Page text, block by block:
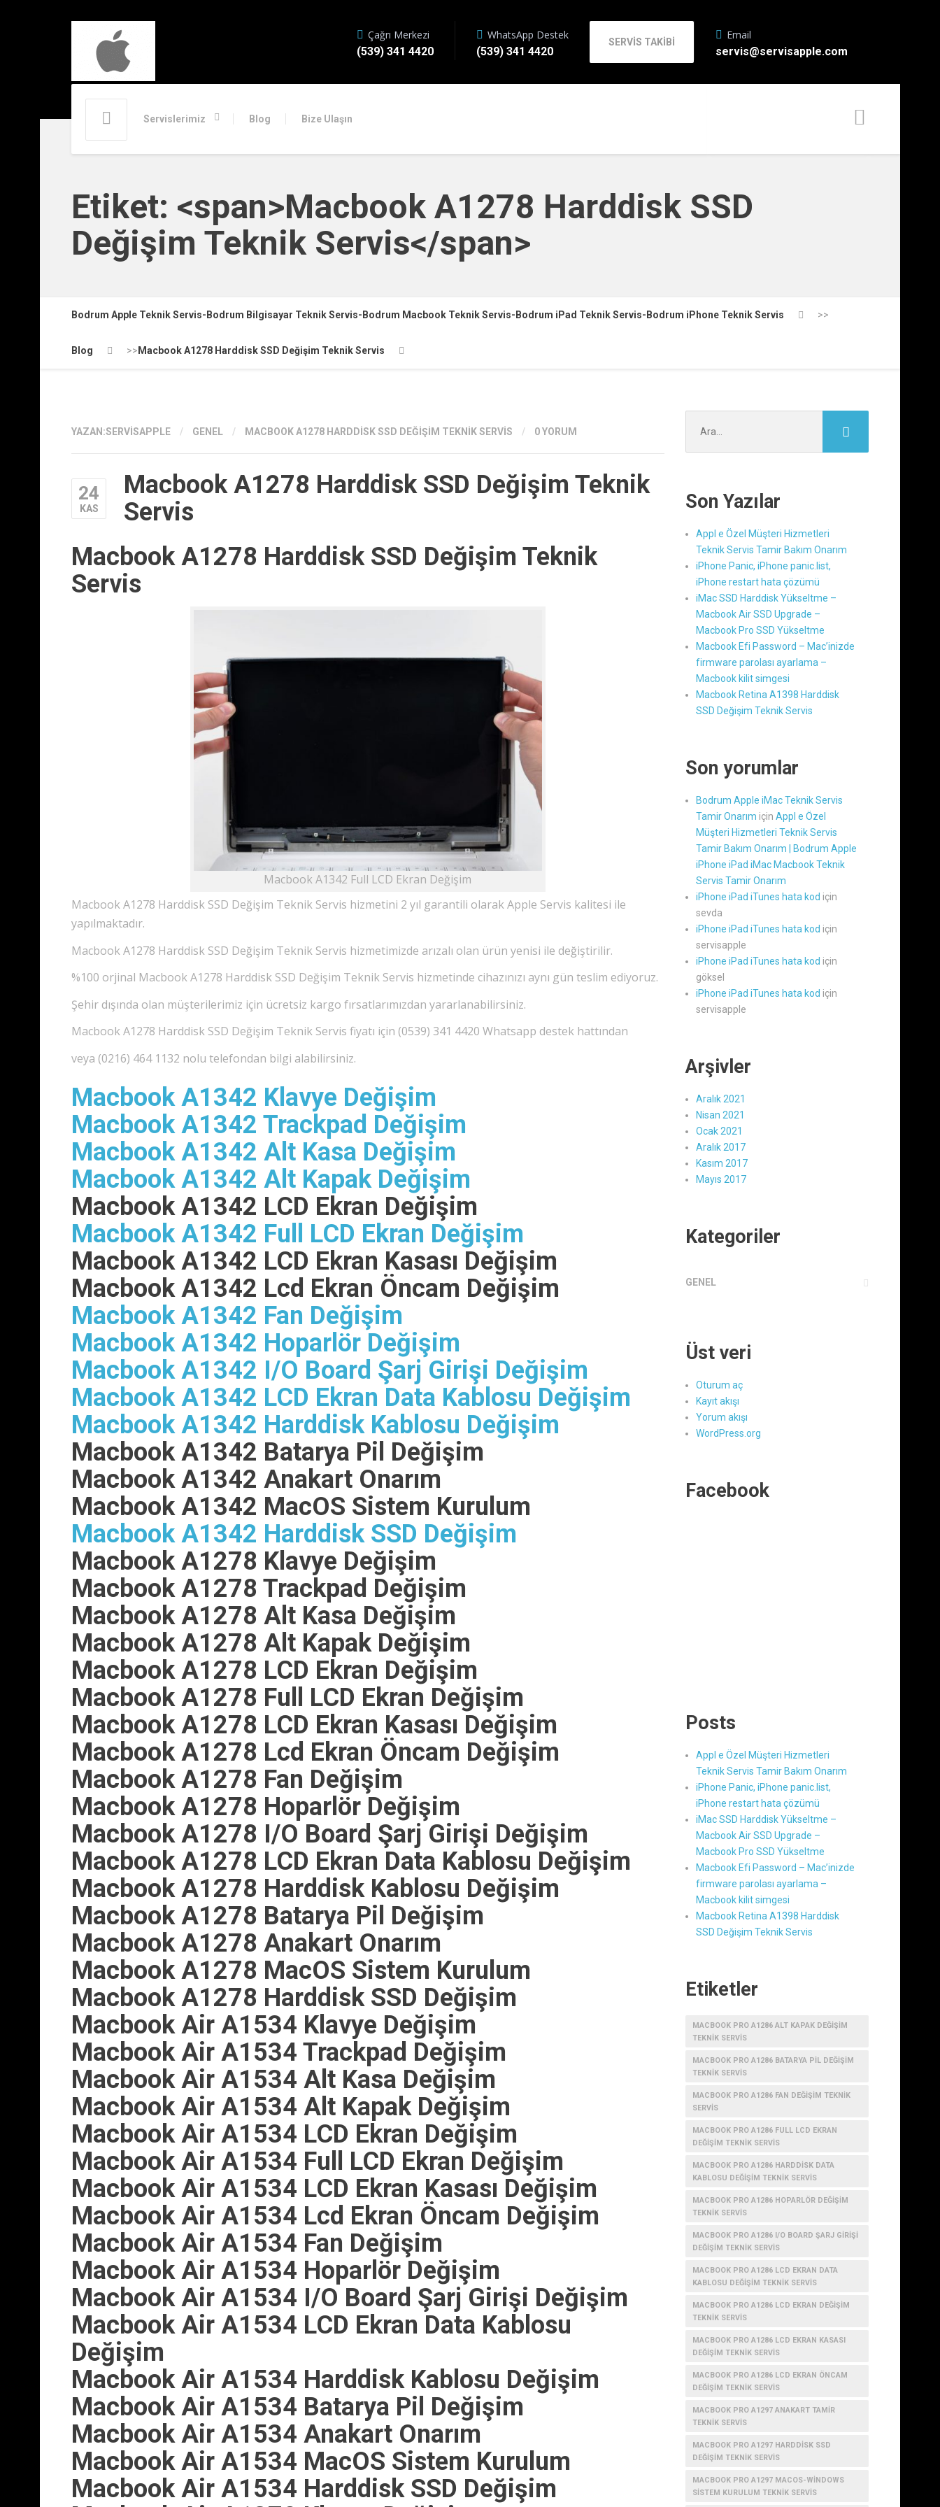
Servislerimiz Blog Bize Ulaşın
Çağrı Merkezi
(539) 341 4420
WhatsApp Destek
(539) 341 4420
SERVİS TAKİBİ
Email
servis@servisapple.com
Etiket: <span>Macbook A1278 Harddisk SSD
Değişim Teknik Servis</span>
Bodrum Apple Teknik Servis-Bodrum Bilgisayar Teknik Servis-Bodrum Macbook Teknik Servis-Bodrum iPad Teknik Servis-Bodrum iPhone Teknik Servis >>
Blog >> Macbook A1278 Harddisk SSD Değişim Teknik Servis
YAZAN:SERVISAPPLE / GENEL / MACBOOK A1278 HARDDISK SSD DEĞIŞIM TEKNIK SERVIS / 0 YORUM
24
KAS
Macbook A1278 Harddisk SSD Değişim Teknik
Servis
Macbook A1278 Harddisk SSD Değişim Teknik
Servis
Macbook A1342 Full LCD Ekran Değişim
Macbook A1278 Harddisk SSD Değişim Teknik Servis hizmetini 2 yıl garantili olarak Apple Servis kalitesi ile
yapılmaktadır.
Macbook A1278 Harddisk SSD Değişim Teknik Servis hizmetimizde arızalı olan ürün yenisi ile değiştirilir.
%100 orjinal Macbook A1278 Harddisk SSD Değişim Teknik Servis hizmetinde cihazınızı aynı gün teslim ediyoruz.
Şehir dışında olan müşterilerimiz için ücretsiz kargo fırsatlarımızdan yararlanabilirsiniz.
Macbook A1278 Harddisk SSD Değişim Teknik Servis fiyatı için (0539) 341 4420 Whatsapp destek hattından
veya (0216) 464 1132 nolu telefondan bilgi alabilirsiniz.
Macbook A1342 Klavye Değişim
Macbook A1342 Trackpad Değişim
Macbook A1342 Alt Kasa Değişim
Macbook A1342 Alt Kapak Değişim
Macbook A1342 LCD Ekran Değişim
Macbook A1342 Full LCD Ekran Değişim
Macbook A1342 LCD Ekran Kasası Değişim
Macbook A1342 Lcd Ekran Öncam Değişim
Macbook A1342 Fan Değişim
Macbook A1342 Hoparlör Değişim
Macbook A1342 I/O Board Şarj Girişi Değişim
Macbook A1342 LCD Ekran Data Kablosu Değişim
Macbook A1342 Harddisk Kablosu Değişim
Macbook A1342 Batarya Pil Değişim
Macbook A1342 Anakart Onarım
Macbook A1342 MacOS Sistem Kurulum
Macbook A1342 Harddisk SSD Değişim
Macbook A1278 Klavye Değişim
Macbook A1278 Trackpad Değişim
Macbook A1278 Alt Kasa Değişim
Macbook A1278 Alt Kapak Değişim
Macbook A1278 LCD Ekran Değişim
Macbook A1278 Full LCD Ekran Değişim
Macbook A1278 LCD Ekran Kasası Değişim
Macbook A1278 Lcd Ekran Öncam Değişim
Macbook A1278 Fan Değişim
Macbook A1278 Hoparlör Değişim
Macbook A1278 I/O Board Şarj Girişi Değişim
Macbook A1278 LCD Ekran Data Kablosu Değişim
Macbook A1278 Harddisk Kablosu Değişim
Macbook A1278 Batarya Pil Değişim
Macbook A1278 Anakart Onarım
Macbook A1278 MacOS Sistem Kurulum
Macbook A1278 Harddisk SSD Değişim
Macbook Air A1534 Klavye Değişim
Macbook Air A1534 Trackpad Değişim
Macbook Air A1534 Alt Kasa Değişim
Macbook Air A1534 Alt Kapak Değişim
Macbook Air A1534 LCD Ekran Değişim
Macbook Air A1534 Full LCD Ekran Değişim
Macbook Air A1534 LCD Ekran Kasası Değişim
Macbook Air A1534 Lcd Ekran Öncam Değişim
Macbook Air A1534 Fan Değişim
Macbook Air A1534 Hoparlör Değişim
Macbook Air A1534 I/O Board Şarj Girişi Değişim
Macbook Air A1534 LCD Ekran Data Kablosu
Değişim
Macbook Air A1534 Harddisk Kablosu Değişim
Macbook Air A1534 Batarya Pil Değişim
Macbook Air A1534 Anakart Onarım
Macbook Air A1534 MacOS Sistem Kurulum
Macbook Air A1534 Harddisk SSD Değişim
ara:
Son Yazılar
Appl e Özel Müşteri Hizmetleri
Teknik Servis Tamir Bakım Onarım
iPhone Panic, iPhone panic.list,
iPhone restart hata çözümü
iMac SSD Harddisk Yükseltme –
Macbook Air SSD Upgrade –
Macbook Pro SSD Yükseltme
Macbook Efi Password – Mac’inizde
firmware parolası ayarlama –
Macbook kilit simgesi
Macbook Retina A1398 Harddisk
SSD Değişim Teknik Servis
Son yorumlar
Bodrum Apple iMac Teknik Servis
Tamir Onarım için Appl e Özel
Müşteri Hizmetleri Teknik Servis
Tamir Bakım Onarım | Bodrum Apple
iPhone iPad iMac Macbook Teknik
Servis Tamir Onarım
iPhone iPad iTunes hata kod için
sevda
iPhone iPad iTunes hata kod için
servisapple
iPhone iPad iTunes hata kod için
göksel
iPhone iPad iTunes hata kod için
servisapple
Arşivler
Aralık 2021
Nisan 2021
Ocak 2021
Aralık 2017
Kasım 2017
Mayıs 2017
Kategoriler
GENEL
Üst veri
Oturum aç
Kayıt akışı
Yorum akışı
WordPress.org
Facebook
Posts
Appl e Özel Müşteri Hizmetleri
Teknik Servis Tamir Bakım Onarım
iPhone Panic, iPhone panic.list,
iPhone restart hata çözümü
iMac SSD Harddisk Yükseltme –
Macbook Air SSD Upgrade –
Macbook Pro SSD Yükseltme
Macbook Efi Password – Mac’inizde
firmware parolası ayarlama –
Macbook kilit simgesi
Macbook Retina A1398 Harddisk
SSD Değişim Teknik Servis
Etiketler
MACBOOK PRO A1286 ALT KAPAK DEĞIŞIM
TEKNIK SERVIS
MACBOOK PRO A1286 BATARYA PIL DEĞIŞIM
TEKNIK SERVIS
MACBOOK PRO A1286 FAN DEĞIŞIM TEKNIK
SERVIS
MACBOOK PRO A1286 FULL LCD EKRAN
DEĞIŞIM TEKNIK SERVIS
MACBOOK PRO A1286 HARDDISK DATA
KABLOSU DEĞIŞIM TEKNIK SERVIS
MACBOOK PRO A1286 HOPARLÖR DEĞIŞIM
TEKNIK SERVIS
MACBOOK PRO A1286 I/O BOARD ŞARJ GIRIŞI
DEĞIŞIM TEKNIK SERVIS
MACBOOK PRO A1286 LCD EKRAN DATA
KABLOSU DEĞIŞIM TEKNIK SERVIS
MACBOOK PRO A1286 LCD EKRAN DEĞIŞIM
TEKNIK SERVIS
MACBOOK PRO A1286 LCD EKRAN KASASI
DEĞIŞIM TEKNIK SERVIS
MACBOOK PRO A1286 LCD EKRAN ÖNCAM
DEĞIŞIM TEKNIK SERVIS
MACBOOK PRO A1297 ANAKART TAMIR
TEKNIK SERVIS
MACBOOK PRO A1297 HARDDISK SSD
DEĞIŞIM TEKNIK SERVIS
MACBOOK PRO A1297 MACOS-WINDOWS
SISTEM KURULUM TEKNIK SERVIS